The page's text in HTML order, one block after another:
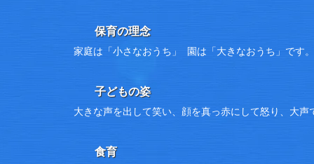
保育の理念
家庭は「小さなおうち」 園は「大きなおうち」です
子どもの姿
大きな声を出して笑い、顔を真っ赤にして怒り、大
食育